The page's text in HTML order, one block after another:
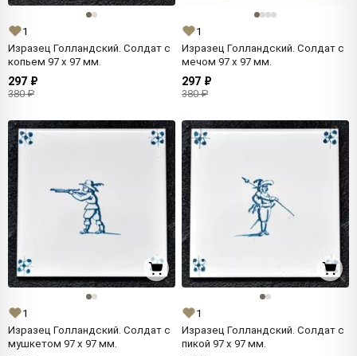
1
Изразец Голландский. Солдат с
копьем 97 x 97 мм.
297 ₽
380 ₽
1
Изразец Голландский. Солдат с
мечом 97 x 97 мм.
297 ₽
380 ₽
1
Изразец Голландский. Солдат с
мушкетом 97 x 97 мм.
1
Изразец Голландский. Солдат с
пикой 97 x 97 мм.